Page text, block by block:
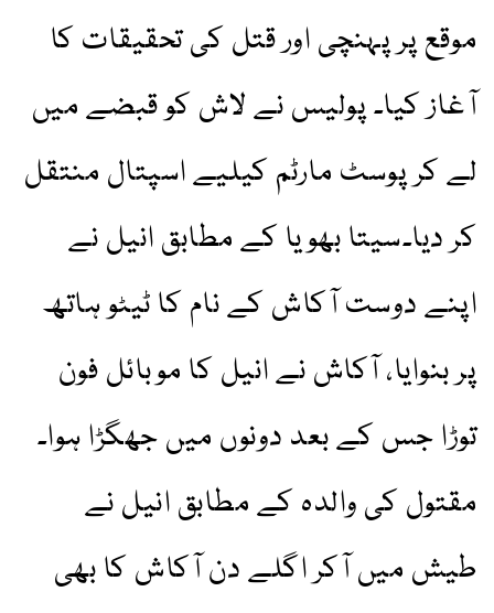
موقع پر پہنچی اور قتل کی تحقیقات کا
آغاز کیا۔ پولیس نے لاش کو قبضے میں
لے کر پوسٹ مارٹم کیلیے اسپتال منتقل
کر دیا۔سیتا بھویا کے مطابق انیل نے
اپنے دوست آکاش کے نام کا ٹیٹو ہاتھ
پر بنوایا، آکاش نے انیل کا موبائل فون
توڑا جس کے بعد دونوں میں جھگڑا ہوا۔
مقتول کی والدہ کے مطابق انیل نے
طیش میں آکر اگلے دن آکاش کا بھی